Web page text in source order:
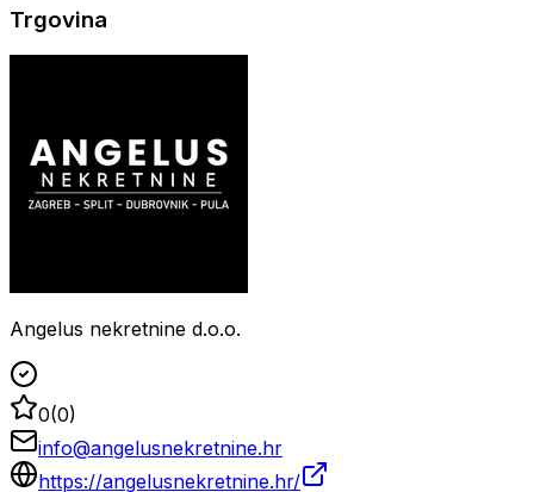
Trgovina
Angelus nekretnine d.o.o.
0(0)
info@angelusnekretnine.hr
https://angelusnekretnine.hr/